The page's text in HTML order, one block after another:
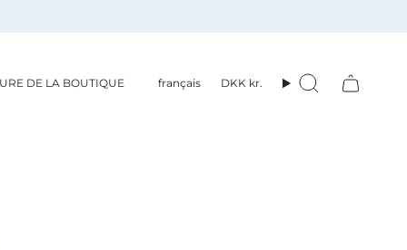
DE LA BOUTIQUE Langue
français Devise
DKK kr. Recherche